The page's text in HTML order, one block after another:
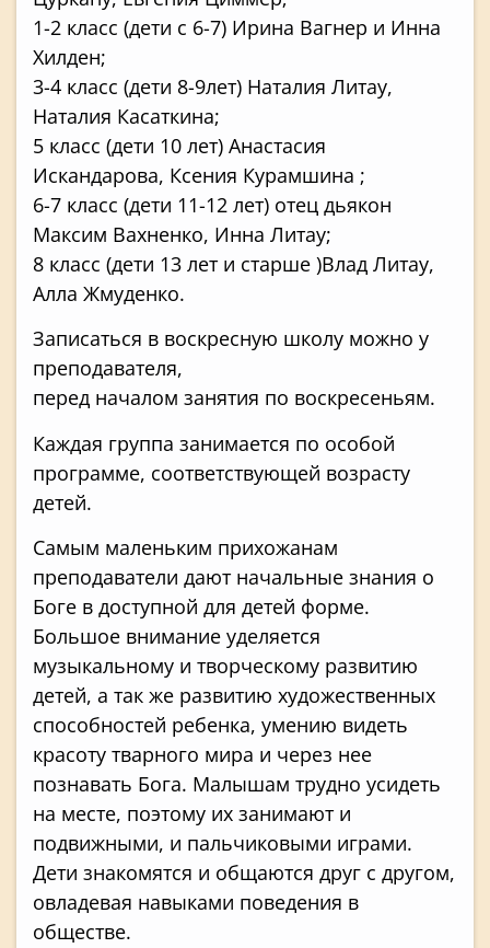
1-2 класс (дети с 6-7) Ирина Вагнер и Инна
Хилден;
3-4 класс (дети 8-9лет) Наталия Литау,
Наталия Касаткина;
5 класс (дети 10 лет) Анастасия
Искандарова, Ксения Курамшина ;
6-7 класс (дети 11-12 лет) отец дьякон
Максим Вахненко, Инна Литау;
8 класс (дети 13 лет и старше )Влад Литау,
Алла Жмуденко.
Записаться в воскресную школу можно у
преподавателя,
перед началом занятия по воскресеньям.
Каждая группа занимается по особой
программе, соответствующей возрасту
детей.
Самым маленьким прихожанам
преподаватели дают начальные знания о
Боге в доступной для детей форме.
Большое внимание уделяется
музыкальному и творческому развитию
детей, а так же развитию художественных
способностей ребенка, умению видеть
красоту тварного мира и через нее
познавать Бога. Малышам трудно усидеть
на месте, поэтому их занимают и
подвижными, и пальчиковыми играми.
Дети знакомятся и общаются друг с другом,
овладевая навыками поведения в
обществе.